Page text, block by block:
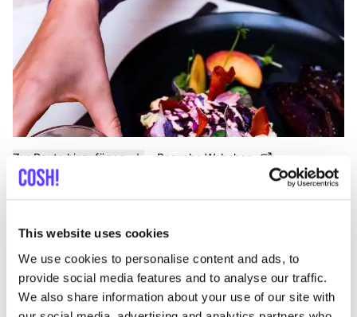
This website uses cookies
We use cookies to personalise content and ads, to
provide social media features and to analyse our traffic.
We also share information about your use of our site with
Zur Route hinzufügen Besuche Webshop
Demerstraat 28, Hasselt
Reparaturwerkstatt